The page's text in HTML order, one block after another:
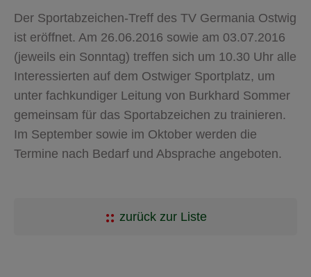
Der Sportabzeichen-Treff des TV Germania Ostwig
ist eröffnet. Am 26.06.2016 sowie am 03.07.2016
(jeweils ein Sonntag) treffen sich um 10.30 Uhr alle
Interessierten auf dem Ostwiger Sportplatz, um
unter fachkundiger Leitung von Burkhard Sommer
gemeinsam für das Sportabzeichen zu trainieren.
Im September sowie im Oktober werden die
Termine nach Bedarf und Absprache angeboten.
zurück zur Liste